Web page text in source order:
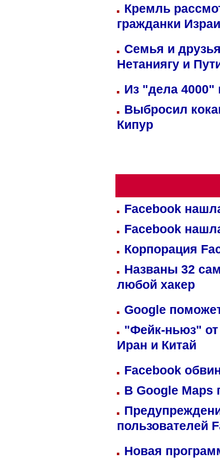
Кремль
гражданки
Семья и
Нетаниягу и
Из "дела 4000"
Выбросил
Кипур
Facebook
Facebook
Корпорация
Названы 32
любой хакер
Google
"Фейк-ньюз" от
Иран и Китай
Facebook
В Google Maps
пользователей
Новая